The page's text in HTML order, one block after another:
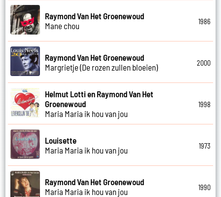
Raymond Van Het Groenewoud
Mane chou
1986
Raymond Van Het Groenewoud
Margrietje (De rozen zullen bloeien)
2000
Helmut Lotti en Raymond Van Het
Groenewoud
Maria Maria ik hou van jou
1998
Louisette
Maria Maria ik hou van jou
1973
Raymond Van Het Groenewoud
Maria Maria ik hou van jou
1990